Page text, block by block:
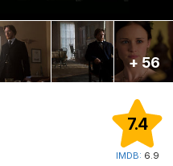
+ 56
7.4
IMDB: 6.9